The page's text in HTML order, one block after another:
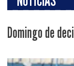
Domingo de